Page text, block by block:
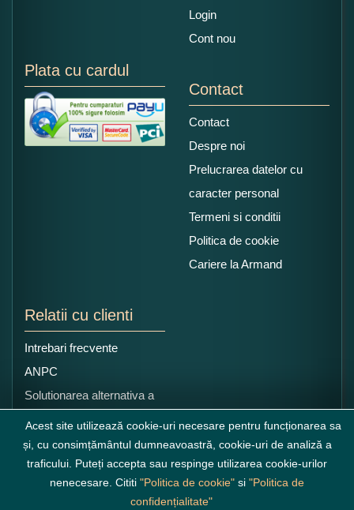
Login
Cont nou
Plata cu cardul
Contact
Contact
Despre noi
Prelucrarea datelor cu
caracter personal
Termeni si conditii
Politica de cookie
Cariere la Armand
Relatii cu clienti
Intrebari frecvente
ANPC
Solutionarea alternativa a
litigiilor
Acest site utilizează cookie-uri necesare pentru funcționarea sa
și, cu consimțământul dumneavoastră, cookie-uri de analiză a
traficului. Puteți accepta sau respinge utilizarea cookie-urilor
nenecesare. Cititi "Politica de cookie" si "Politica de
confidențialitate"